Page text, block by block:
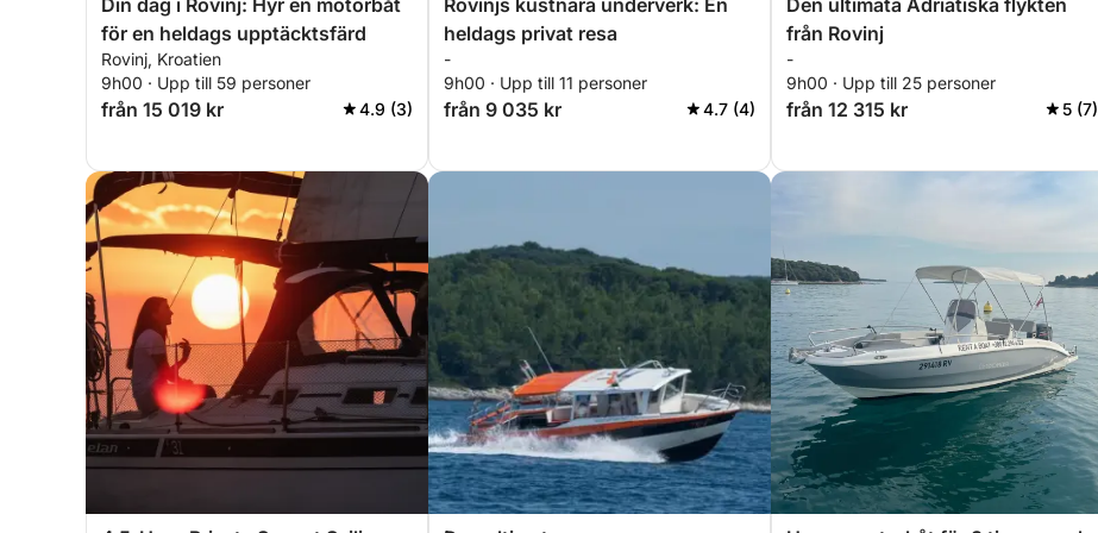
Din dag i Rovinj: Hyr en motorbåt
för en heldags upptäcktsfärd
Rovinj, Kroatien
9h00 · Upp till 59 personer
från 15 019 kr 4.9 (3)
Rovinjs kustnära underverk: En
heldags privat resa
-
9h00 · Upp till 11 personer
från 9 035 kr 4.7 (4)
Den ultimata Adriatiska flykten
från Rovinj
-
9h00 · Upp till 25 personer
från 12 315 kr 5 (7)